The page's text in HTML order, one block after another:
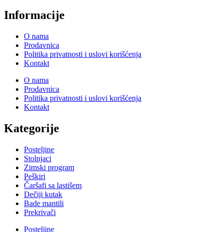
Informacije
O nama
Prodavnica
Politika privatnosti i uslovi korišćenja
Kontakt
O nama
Prodavnica
Politika privatnosti i uslovi korišćenja
Kontakt
Kategorije
Posteljine
Stolnjaci
Zimski program
Peškiri
Čaršafi sa lastišem
Dečiji kutak
Bade mantili
Prekrivači
Posteljine